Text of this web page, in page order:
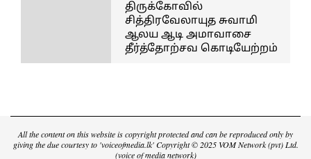
திருக்கோவில்
சித்திரவேலாயுத சுவாமி
ஆலய ஆடி அமாவாசை
தீர்த்தோற்சவ கொடியேற்றம்
All the content on this website is copyright protected and can be reproduced only by
giving the due courtesy to 'voiceofmedia.lk' Copyright © 2025 VOM Network (pvt) Ltd.
(voice of media network)